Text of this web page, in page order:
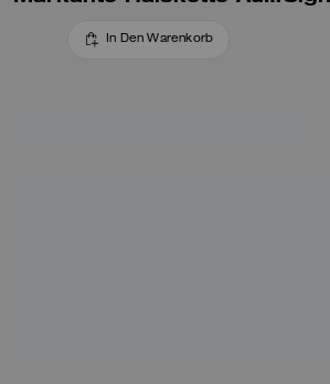
In Den Warenkorb